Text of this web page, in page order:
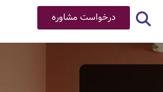
درخواست مشاوره